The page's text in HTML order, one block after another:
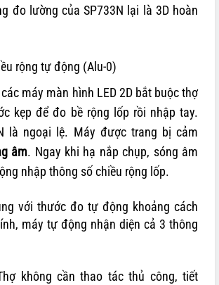
đo lường của SP733N lại là 3D hoàn
rộng tự động (Alu-0)
máy màn hình LED 2D bắt buộc thợ
kẹp để đo bề rộng lốp rồi nhập tay.
là ngoại lệ. Máy được trang bị cảm
âm. Ngay khi hạ nắp chụp, sóng âm
nhập thông số chiều rộng lốp.
với thước đo tự động khoảng cách
máy tự động nhận diện cả 3 thông
không cần thao tác thủ công, tiết